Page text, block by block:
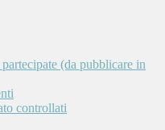
(da pubblicare in
controllati